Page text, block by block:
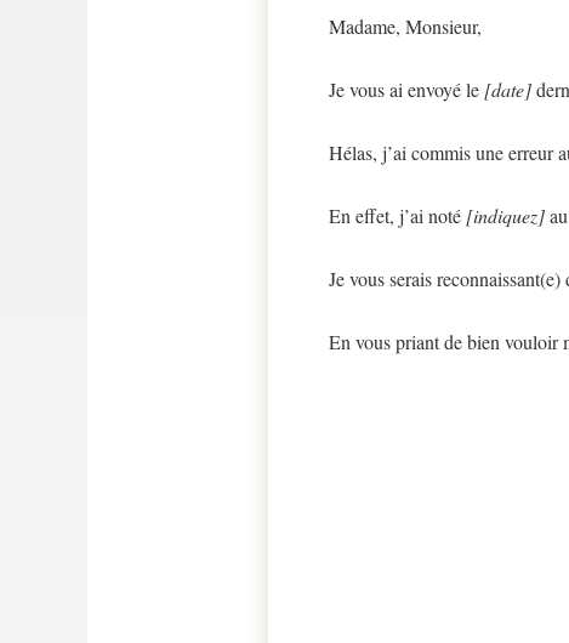
Madame, Monsieur,
Je vous ai envoyé le [date]
Hélas, j’ai commis une erreur
En effet, j’ai noté [indiquez]
Je vous serais
En vous priant de bien vouloir